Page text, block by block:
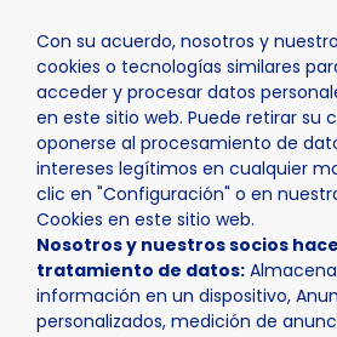
Con su acuerdo, nosotros y
cookies o tecnologías similares
acceder y procesar datos
en este sitio web. Puede retirar su
oponerse al procesamiento de
intereses legítimos en cualquier
clic en "Configuración" o en
Cookies en este sitio web.
Nosotros y nuestros socios
tratamiento de datos:
información en un dispositivo,
personalizados, medición de
Inicio Actualidad Noticias
El XXXI